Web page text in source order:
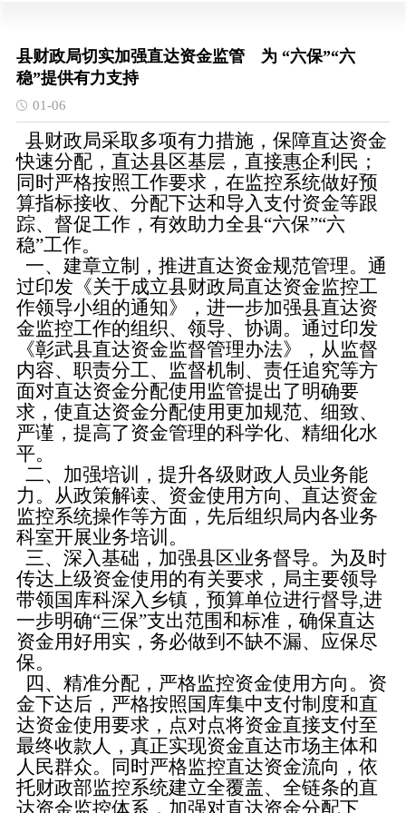
县财政局切实加强直达资金监管 为 “六保”“六
稳”提供有力支持
01-06
县财政局采取多项有力措施，保障直达资金
快速分配，直达县区基层，直接惠企利民；
同时严格按照工作要求，在监控系统做好预
算指标接收、分配下达和导入支付资金等跟
踪、督促工作，有效助力全县“六保”“六
稳”工作。
一、建章立制，推进直达资金规范管理。通
过印发《关于成立县财政局直达资金监控工
作领导小组的通知》，进一步加强县直达资
金监控工作的组织、领导、协调。通过印发
《彰武县直达资金监督管理办法》，从监督
内容、职责分工、监督机制、责任追究等方
面对直达资金分配使用监管提出了明确要
求，使直达资金分配使用更加规范、细致、
严谨，提高了资金管理的科学化、精细化水
平。
二、加强培训，提升各级财政人员业务能
力。从政策解读、资金使用方向、直达资金
监控系统操作等方面，先后组织局内各业务
科室开展业务培训。
三、深入基础，加强县区业务督导。为及时
传达上级资金使用的有关要求，局主要领导
带领国库科深入乡镇，预算单位进行督导,进
一步明确“三保”支出范围和标准，确保直达
资金用好用实，务必做到不缺不漏、应保尽
保。
四、精准分配，严格监控资金使用方向。资
金下达后，严格按照国库集中支付制度和直
达资金使用要求，点对点将资金直接支付至
最终收款人，真正实现资金直达市场主体和
人民群众。同时严格监控直达资金流向，依
托财政部监控系统建立全覆盖、全链条的直
达资金监控体系，加强对直达资金分配下